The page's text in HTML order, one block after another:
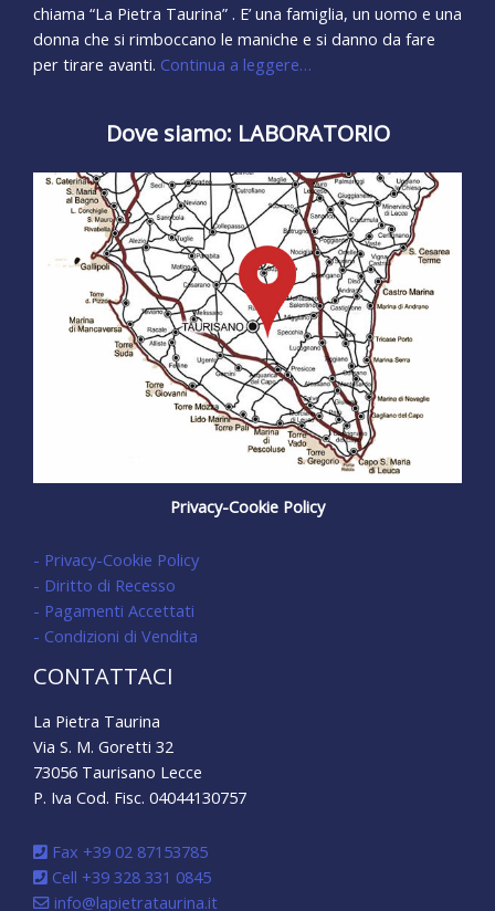
chiama “La Pietra Taurina” . E’ una famiglia, un uomo e una
donna che si rimboccano le maniche e si danno da fare
per tirare avanti. Continua a leggere…
Dove siamo: LABORATORIO
Privacy-Cookie Policy
- Privacy-Cookie Policy
- Diritto di Recesso
- Pagamenti Accettati
- Condizioni di Vendita
CONTATTACI
La Pietra Taurina
Via S. M. Goretti 32
73056 Taurisano Lecce
P. Iva Cod. Fisc. 04044130757
Fax +39 02 87153785
Cell +39 328 331 0845
info@lapietrataurina.it